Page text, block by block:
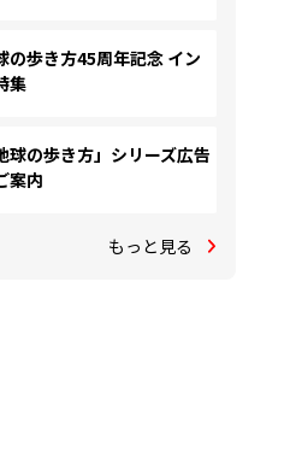
の歩き方45周年記念 イン
集
球の歩き方」シリーズ広告
案内
もっと見る